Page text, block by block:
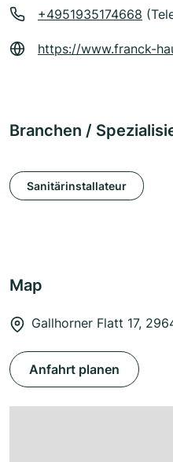
+4951935174668
https://www.franck-
Branchen /
Sanitärinstallateur
Map
Gallhorner Flatt 17,
Anfahrt planen